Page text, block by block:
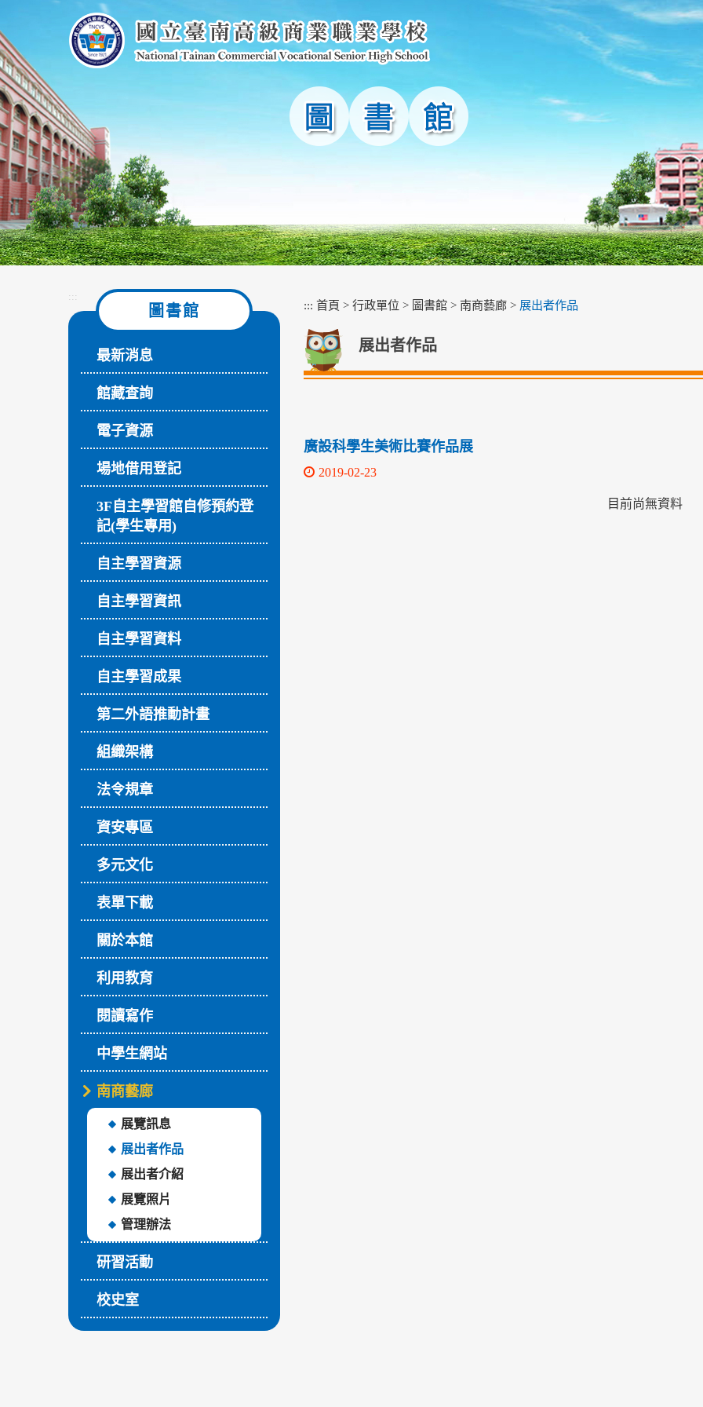
主
要
內
容
區
塊
:::
圖書館
最新消息
館藏查詢
電子資源
場地借用登記
3F自主學習館自修預約登
記(學生專用)
自主學習資源
自主學習資訊
自主學習資料
自主學習成果
第二外語推動計畫
組織架構
法令規章
資安專區
多元文化
表單下載
關於本館
利用教育
閱讀寫作
中學生網站
南商藝廊
展覽訊息
展出者作品
展出者介紹
展覽照片
管理辦法
研習活動
校史室
::: 首頁 > 行政單位 > 圖書館 > 南商藝廊 > 展出者作品
展出者作品
廣設科學生美術比賽作品展
2019-02-23
目前尚無資料